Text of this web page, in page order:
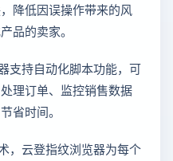
降低因误操作带来的风
品的卖家。
支持自动化脚本功能，可
理订单、监控销售数据
省时间。
，云登指纹浏览器为每个